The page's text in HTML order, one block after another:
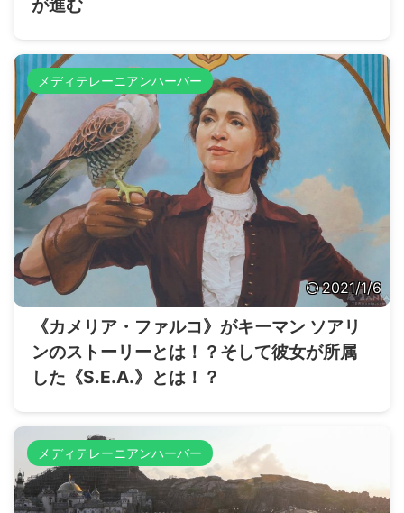
が進む
メディテレーニアンハーバー
2021/1/6
《カメリア・ファルコ》がキーマン ソアリ
ンのストーリーとは！？そして彼女が所属
した《S.E.A.》とは！？
メディテレーニアンハーバー